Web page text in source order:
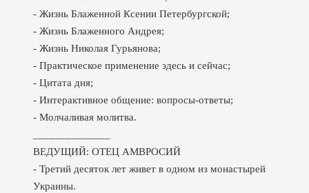
- Жизнь Блаженной Ксении Петербургской;
- Жизнь Блаженного Андрея;
- Жизнь Николая Гурьянова;
- Практическое применение здесь и сейчас;
- Цитата дня;
- Интерактивное общение: вопросы-ответы;
- Молчаливая молитва.
ВЕДУЩИЙ: ОТЕЦ АМВРОСИЙ
- Третий десяток лет живет в одном из монастырей
Украины.